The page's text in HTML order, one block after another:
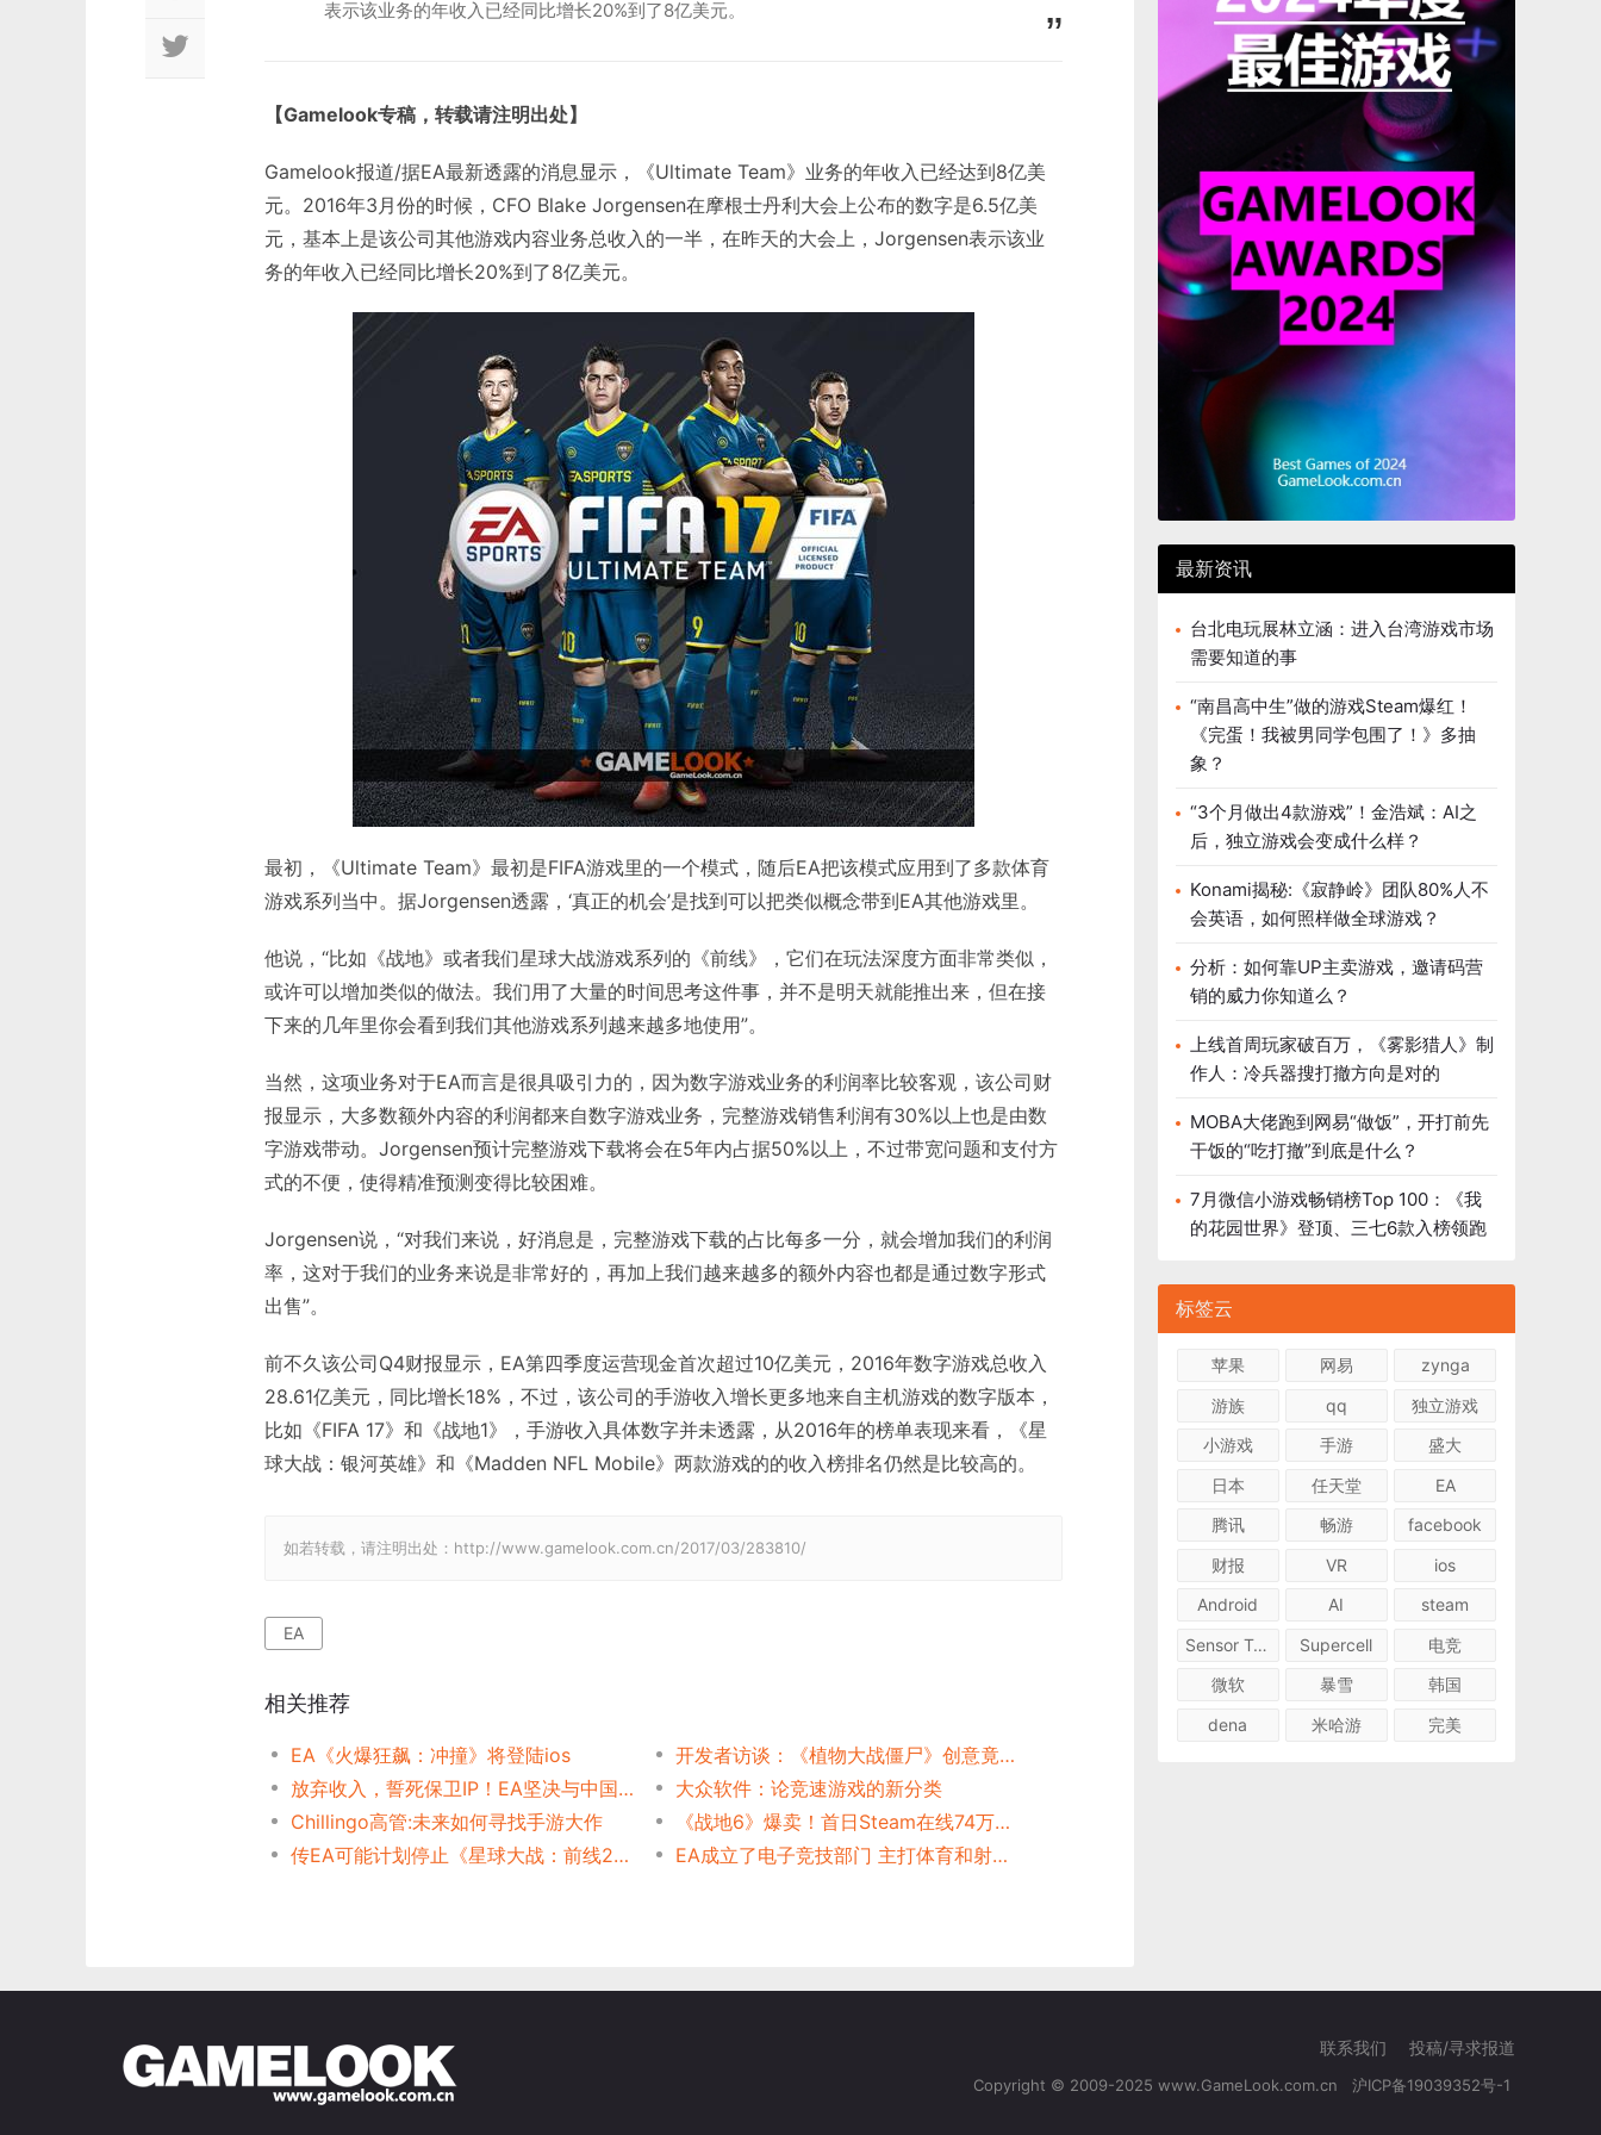
表示该业务的年收入已经同比增长20%到了8亿美元。
【Gamelook专稿，转载请注明出处】
Gamelook报道/据EA最新透露的消息显示，《Ultimate Team》业务的年收入已经达到8亿美
元。2016年3月份的时候，CFO Blake Jorgensen在摩根士丹利大会上公布的数字是6.5亿美
元，基本上是该公司其他游戏内容业务总收入的一半，在昨天的大会上，Jorgensen表示该业
务的年收入已经同比增长20%到了8亿美元。
最初，《Ultimate Team》最初是FIFA游戏里的一个模式，随后EA把该模式应用到了多款体育
游戏系列当中。据Jorgensen透露，‘真正的机会’是找到可以把类似概念带到EA其他游戏里。
他说，“比如《战地》或者我们星球大战游戏系列的《前线》，它们在玩法深度方面非常类似，
或许可以增加类似的做法。我们用了大量的时间思考这件事，并不是明天就能推出来，但在接
下来的几年里你会看到我们其他游戏系列越来越多地使用”。
当然，这项业务对于EA而言是很具吸引力的，因为数字游戏业务的利润率比较客观，该公司财
报显示，大多数额外内容的利润都来自数字游戏业务，完整游戏销售利润有30%以上也是由数
字游戏带动。Jorgensen预计完整游戏下载将会在5年内占据50%以上，不过带宽问题和支付方
式的不便，使得精准预测变得比较困难。
Jorgensen说，“对我们来说，好消息是，完整游戏下载的占比每多一分，就会增加我们的利润
率，这对于我们的业务来说是非常好的，再加上我们越来越多的额外内容也都是通过数字形式
出售”。
前不久该公司Q4财报显示，EA第四季度运营现金首次超过10亿美元，2016年数字游戏总收入
28.61亿美元，同比增长18%，不过，该公司的手游收入增长更多地来自主机游戏的数字版本，
比如《FIFA 17》和《战地1》，手游收入具体数字并未透露，从2016年的榜单表现来看，《星
球大战：银河英雄》和《Madden NFL Mobile》两款游戏的的收入榜排名仍然是比较高的。
如若转载，请注明出处：http://www.gamelook.com.cn/2017/03/283810/
EA
相关推荐
EA《火爆狂飙：冲撞》将登陆ios
开发者访谈：《植物大战僵尸》创意竟来自WAR3
放弃收入，誓死保卫IP！EA坚决与中国厂商套路划清界限！
大众软件：论竞速游戏的新分类
Chillingo高管:未来如何寻找手游大作
《战地6》爆卖！首日Steam在线74万，EA背负200亿美元巨债能还上了？
传EA可能计划停止《星球大战：前线2》的开发
EA成立了电子竞技部门 主打体育和射击游戏
最新资讯
台北电玩展林立涵：进入台湾游戏市场
需要知道的事
“南昌高中生”做的游戏Steam爆红！
《完蛋！我被男同学包围了！》多抽
象？
“3个月做出4款游戏”！金浩斌：AI之
后，独立游戏会变成什么样？
Konami揭秘:《寂静岭》团队80%人不
会英语，如何照样做全球游戏？
分析：如何靠UP主卖游戏，邀请码营
销的威力你知道么？
上线首周玩家破百万，《雾影猎人》制
作人：冷兵器搜打撤方向是对的
MOBA大佬跑到网易“做饭”，开打前先
干饭的“吃打撤”到底是什么？
7月微信小游戏畅销榜Top 100：《我
的花园世界》登顶、三七6款入榜领跑
标签云
苹果 网易
zynga
游族
qq
独立游戏
小游戏
手游
盛大
日本
任天堂
EA
腾讯
畅游
facebook
财报
VR
ios
Android
AI
steam
Sensor Tower
Supercell
电竞
微软
暴雪
韩国
dena
米哈游 完美
联系我们 投稿/寻求报道
Copyright © 2009-2025 www.GameLook.com.cn 沪ICP备19039352号-1